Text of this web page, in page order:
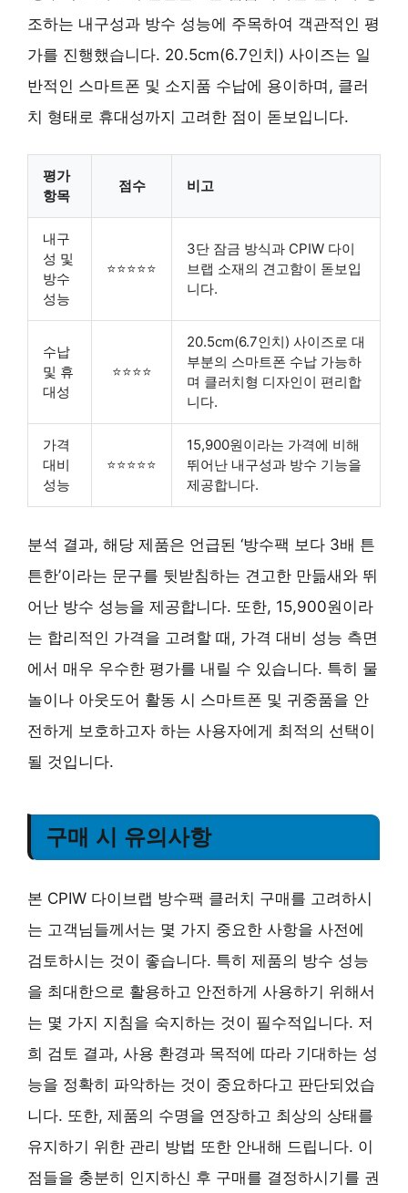
조하는 내구성과 방수 성능에 주목하여 객관적인 평
가를 진행했습니다. 20.5cm(6.7인치) 사이즈는 일
반적인 스마트폰 및 소지품 수납에 용이하며, 클러
치 형태로 휴대성까지 고려한 점이 돋보입니다.
평가
항목
점수 비고
내구
성 및
방수
성능
⭐⭐⭐⭐⭐
3단 잠금 방식과 CPIW 다이
브랩 소재의 견고함이 돋보입
니다.
수납
및 휴
대성
⭐⭐⭐⭐
20.5cm(6.7인치) 사이즈로 대
부분의 스마트폰 수납 가능하
며 클러치형 디자인이 편리합
니다.
가격
대비
성능
⭐⭐⭐⭐⭐
15,900원이라는 가격에 비해
뛰어난 내구성과 방수 기능을
제공합니다.
분석 결과, 해당 제품은 언급된 ‘방수팩 보다 3배 튼
튼한’이라는 문구를 뒷받침하는 견고한 만듦새와 뛰
어난 방수 성능을 제공합니다. 또한, 15,900원이라
는 합리적인 가격을 고려할 때, 가격 대비 성능 측면
에서 매우 우수한 평가를 내릴 수 있습니다. 특히 물
놀이나 아웃도어 활동 시 스마트폰 및 귀중품을 안
전하게 보호하고자 하는 사용자에게 최적의 선택이
될 것입니다.
구매 시 유의사항
본 CPIW 다이브랩 방수팩 클러치 구매를 고려하시
는 고객님들께서는 몇 가지 중요한 사항을 사전에
검토하시는 것이 좋습니다. 특히 제품의 방수 성능
을 최대한으로 활용하고 안전하게 사용하기 위해서
는 몇 가지 지침을 숙지하는 것이 필수적입니다. 저
희 검토 결과, 사용 환경과 목적에 따라 기대하는 성
능을 정확히 파악하는 것이 중요하다고 판단되었습
니다. 또한, 제품의 수명을 연장하고 최상의 상태를
유지하기 위한 관리 방법 또한 안내해 드립니다. 이
점들을 충분히 인지하신 후 구매를 결정하시기를 권